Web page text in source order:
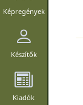
Képregények
Készítők
Kiadók